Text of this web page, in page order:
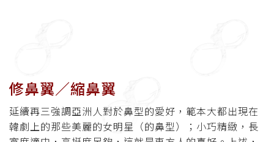
修鼻翼／縮鼻翼
延續再三強調亞洲人對於鼻型的愛好，範本大都出現在
韓劇上的那些美麗的女明星（的鼻型）；小巧精緻，長